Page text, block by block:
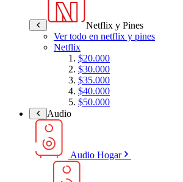
Netflix y Pines
Ver todo en netflix y pines
Netflix
$20.000
$30.000
$35.000
$40.000
$50.000
Audio
Audio Hogar